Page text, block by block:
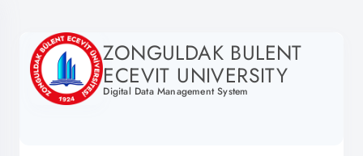
ZONGULDAK BULENT
ECEVIT UNIVERSITY
Digital Data Management System